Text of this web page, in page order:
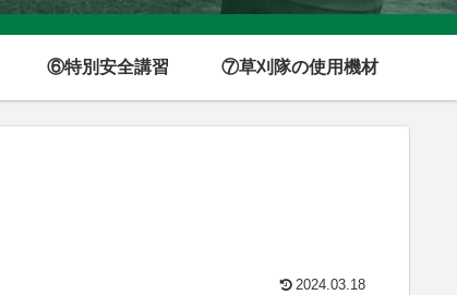
⑥特別安全講習 ⑦草刈隊の使用機材
2024.03.18